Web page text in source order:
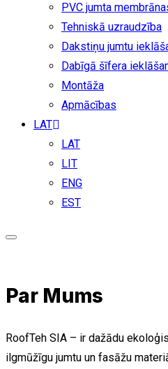
PVC jumta
Tehniskā uzraudzība
Dakstiņu jumtu
Dabīgā šīfera
Montāža
Apmācības
LAT
LAT
LIT
ENG
EST
Par Mums
RoofTeh SIA – ir dažādu
ilgmūžīgu jumtu un fasāžu